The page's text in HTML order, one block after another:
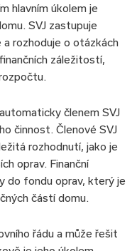
hlavním úkolem je
SVJ zastupuje
rozhoduje o otázkách
záležitostí,
členem SVJ
činnost. Členové SVJ
rozhodnutí, jako je
oprav. Finanční
do fondu oprav, který je
částí domu.
řádu a může řešit